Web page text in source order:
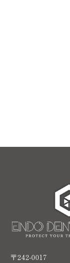
〒242-0017